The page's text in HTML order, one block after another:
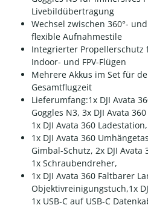
Livebildübertragung
Wechsel zwischen 360°-
flexible Aufnahmestile
Integrierter
Indoor- und FPV-Flügen
Mehrere Akkus im Set für
Gesamtflugzeit
Lieferumfang:1x DJI Avata
Goggles N3, 3x DJI Avata
1x DJI Avata 360 Ladestation,
1x DJI Avata 360
Gimbal-Schutz, 2x DJI
1x Schraubendreher,
1x DJI Avata 360 Faltbarer
Objektivreinigungstuch,1x
1x USB-C auf USB-C